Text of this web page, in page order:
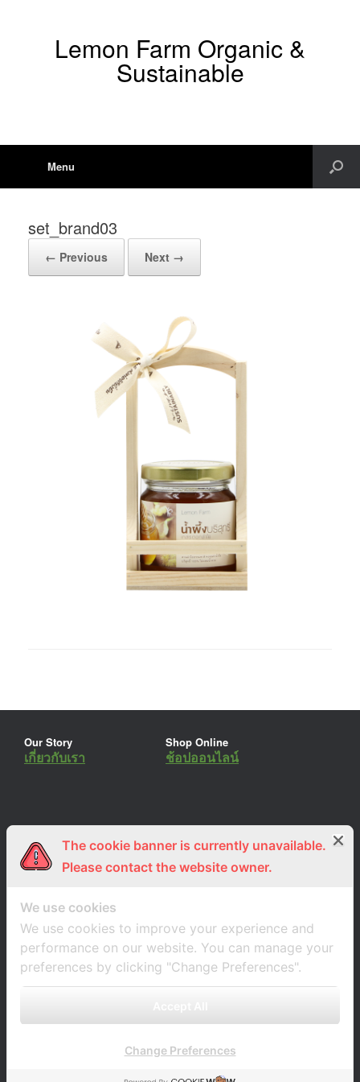
Lemon Farm Organic &
Sustainable
Menu
set_brand03
← Previous Next →
Our Story
เกี่ยวกับเรา
Shop Online
ช้อปออนไลน์
ร่วมงานกับเรา
สมัครงาน
Lemon Farm Cafe
ร้านอาหารอินทรีย์
The cookie banner is currently unavailable.
Please contact the website owner.
We use cookies
We use cookies to improve your experience and
performance on our website. You can manage your
preferences by clicking "Change Preferences".
Change Preferences